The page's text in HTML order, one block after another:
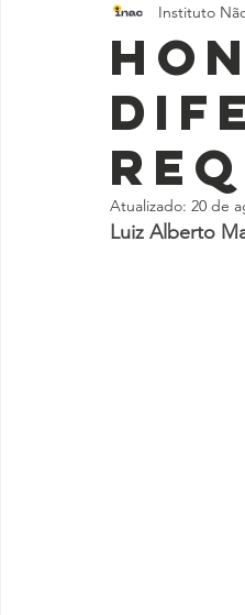
NOTA PÚBLICA CEID
Instituto
Atualizado: 20 de
Luiz Alberto